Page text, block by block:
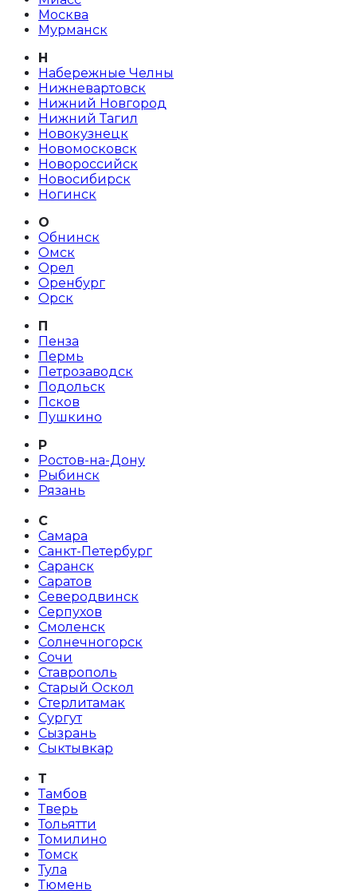
Москва
Мурманск
Н
Набережные Челны
Нижневартовск
Нижний Новгород
Нижний Тагил
Новокузнецк
Новомосковск
Новороссийск
Новосибирск
Ногинск
О
Обнинск
Омск
Орел
Оренбург
Орск
П
Пенза
Пермь
Петрозаводск
Подольск
Псков
Пушкино
Р
Ростов-на-Дону
Рыбинск
Рязань
С
Самара
Санкт-Петербург
Саранск
Саратов
Северодвинск
Серпухов
Смоленск
Солнечногорск
Сочи
Ставрополь
Старый Оскол
Стерлитамак
Сургут
Сызрань
Сыктывкар
Т
Тамбов
Тверь
Тольятти
Томилино
Томск
Тула
Тюмень